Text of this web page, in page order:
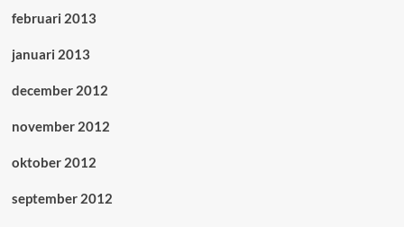
februari 2013
januari 2013
december 2012
november 2012
oktober 2012
september 2012